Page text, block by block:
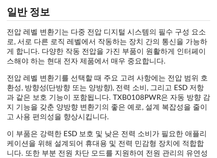
일반 정보
전압 레벨 변환기는 다중 전압 디지털 시스템의 필수 구성 요소
로, 서로 다른 로직 레벨에서 작동하는 장치 간의 통신을 가능하
게 합니다. 다양한 작동 전압을 가진 부품이 원활하게 인터페이
스해야 하는 현대 전자 제품에서 매우 중요합니다.
전압 레벨 변환기를 선택할 때 주요 고려 사항에는 전압 범위 호
환성, 방향성(단방향 또는 양방향), 전력 소비, 그리고 ESD 저항
과 같은 보호 기능이 포함됩니다. TXB0108PWR은 자동 방향 감
지 기능을 갖춘 양방향 변환기의 좋은 예로, 설계 복잡성을 줄이
고 사용 편의성을 향상시킵니다.
이 부품은 강력한 ESD 보호 및 낮은 전력 소비가 필요한 애플리
케이션을 위해 설계되어 휴대용 및 전력 민감형 장치에 적합합
니다. 또한 부분 전원 차단 모드를 지원하여 전원 관리의 유연성